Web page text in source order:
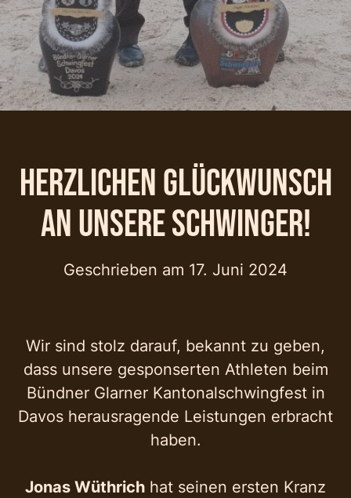
Herzlichen Glückwunsch
an unsere Schwinger!
Geschrieben am 17. Juni 2024
Wir sind stolz darauf, bekannt zu geben,
dass unsere gesponserten Athleten beim
Bündner Glarner Kantonalschwingfest in
Davos herausragende Leistungen erbracht
haben.
Jonas Wüthrich hat seinen ersten Kranz